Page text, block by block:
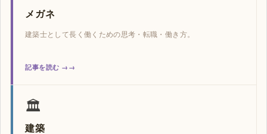
メガネ
建築士として長く働くための思考・転職・働き方。
記事を読む →
🏛️
建築